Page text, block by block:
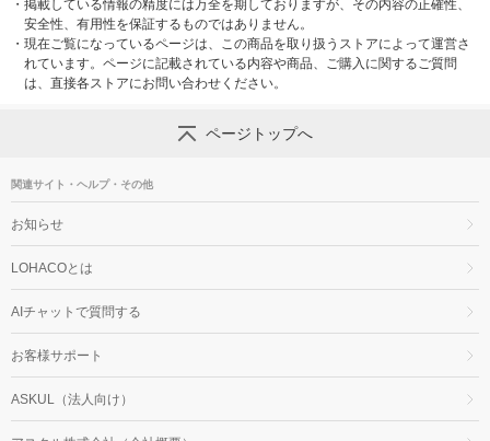
・ 掲載している情報の精度には万全を期しておりますが、その内容の正確性、
安全性、有用性を保証するものではありません。
・ 現在ご覧になっているページは、この商品を取り扱うストアによって運営さ
れています。ページに記載されている内容や商品、ご購入に関するご質問
は、直接各ストアにお問い合わせください。
ページトップへ
関連サイト・ヘルプ・その他
お知らせ
LOHACOとは
AIチャットで質問する
お客様サポート
ASKUL（法人向け）